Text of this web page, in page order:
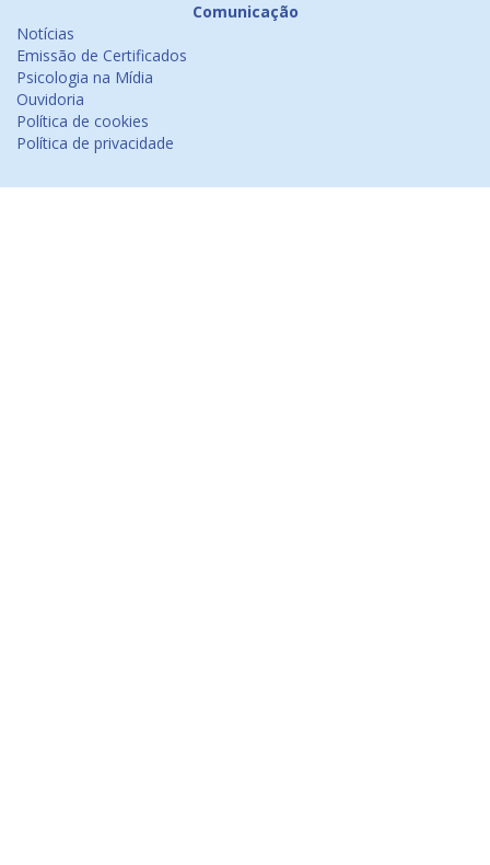
Comunicação
Notícias
Emissão de Certificados
Psicologia na Mídia
Ouvidoria
Política de cookies
Política de privacidade